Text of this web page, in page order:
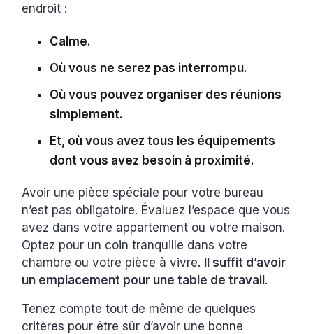
endroit :
Calme.
Où vous ne serez pas interrompu.
Où vous pouvez organiser des réunions
simplement.
Et, où vous avez tous les équipements
dont vous avez besoin à proximité.
Avoir une pièce spéciale pour votre bureau
n’est pas obligatoire. Évaluez l’espace que vous
avez dans votre appartement ou votre maison.
Optez pour un coin tranquille dans votre
chambre ou votre pièce à vivre. Il suffit d’avoir
un emplacement pour une table de travail.
Tenez compte tout de même de quelques
critères pour être sûr d’avoir une bonne